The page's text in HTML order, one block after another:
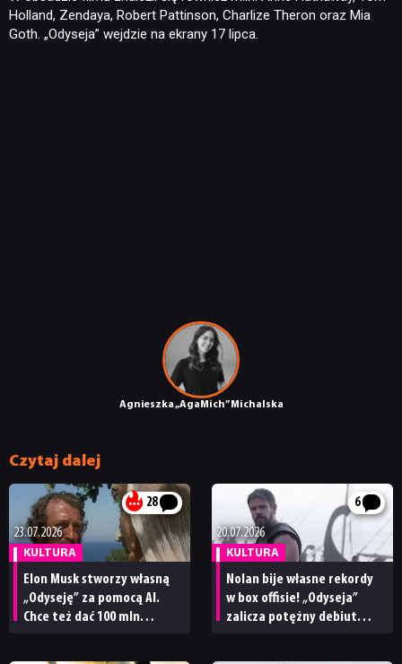
Agnieszka „AgaMich” Michalska
Holland, Zendaya, Robert Pattinson, Charlize Theron oraz Mia
Goth. „Odyseja” wejdzie na ekrany 17 lipca.
Czytaj dalej
28
23.07.2026
KULTURA
Elon Musk stworzy własną
„Odyseję” za pomocą AI.
Chce też dać 100 mln
6
20.07.2026
KULTURA
Nolan bije własne rekordy
w box offisie! „Odyseja”
zalicza potężny debiut